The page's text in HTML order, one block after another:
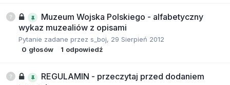
Muzeum Wojska Polskiego - alfabetyczny
wykaz muzealiów z opisami
Pytanie zadane przez s_boj, 29 Sierpień 2012
0 głosów 1 odpowiedź
REGULAMIN - przeczytaj przed dodaniem